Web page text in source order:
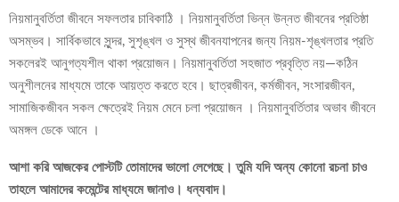
নিয়মানুবর্তিতা জীবনে সফলতার চাবিকাঠি । নিয়মানুবর্তিতা ভিন্ন উন্নত জীবনের প্রতিষ্ঠা
অসম্ভব। সার্বিকভাবে সুন্দর, সুশৃঙ্খল ও সুস্থ জীবনযাপনের জন্য নিয়ম-শৃঙ্খলতার প্রতি
সকলেরই আনুগত্যশীল থাকা প্রয়োজন। নিয়মানুবর্তিতা সহজাত প্রবৃত্তি নয়—কঠিন
অনুশীলনের মাধ্যমে তাকে আয়ত্ত করতে হবে। ছাত্রজীবন, কর্মজীবন, সংসারজীবন,
সামাজিকজীবন সকল ক্ষেত্রেই নিয়ম মেনে চলা প্রয়োজন । নিয়মানুবর্তিতার অভাব জীবনে
অমঙ্গল ডেকে আনে ।
আশা করি আজকের পোস্টটি তোমাদের ভালো লেগেছে। তুমি যদি অন্য কোনো রচনা চাও
তাহলে আমাদের কমেন্টের মাধ্যমে জানাও। ধন্যবাদ।